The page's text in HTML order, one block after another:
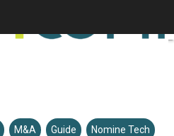
M&A Guide Nomine Tech